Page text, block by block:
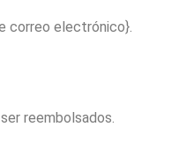
correo electrónico}.
reembolsados.